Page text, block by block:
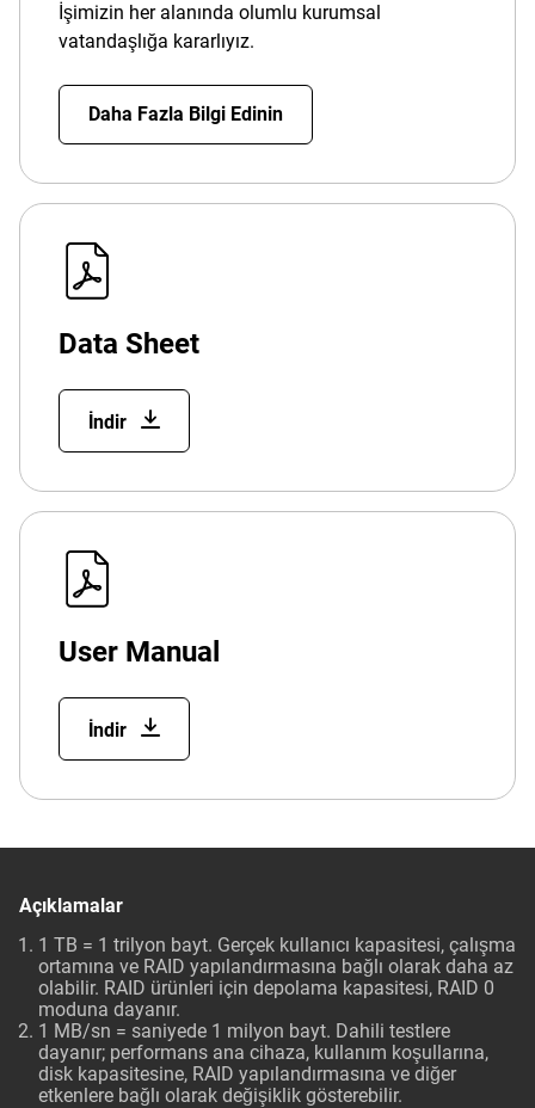
İşimizin her alanında olumlu kurumsal
vatandaşlığa kararlıyız.
Daha Fazla Bilgi Edinin
Data Sheet
İndir
User Manual
İndir
Açıklamalar
1 TB = 1 trilyon bayt. Gerçek kullanıcı kapasitesi, çalışma
ortamına ve RAID yapılandırmasına bağlı olarak daha az
olabilir. RAID ürünleri için depolama kapasitesi, RAID 0
moduna dayanır.
1 MB/sn = saniyede 1 milyon bayt. Dahili testlere
dayanır; performans ana cihaza, kullanım koşullarına,
disk kapasitesine, RAID yapılandırmasına ve diğer
etkenlere bağlı olarak değişiklik gösterebilir.